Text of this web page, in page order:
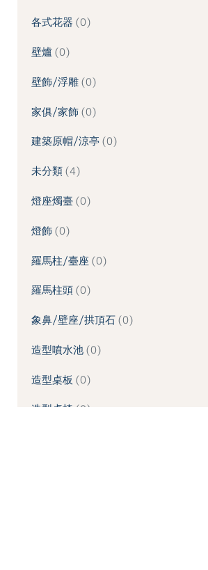
各式花器 0
壁爐 0
壁飾/浮雕 0
家俱/家飾 0
建築原帽/涼亭 0
未分類 4
燈座燭臺 0
燈飾 0
羅馬柱/臺座 0
羅馬柱頭 0
象鼻/壁座/拱頂石 0
造型噴水池 0
造型桌板 0
造型桌椅 0